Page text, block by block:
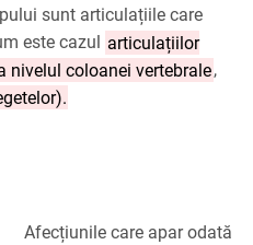
sunt articulațiile care
este cazul
articulațiilor
nivelul coloanei vertebrale,
Afecțiunile care apar odată